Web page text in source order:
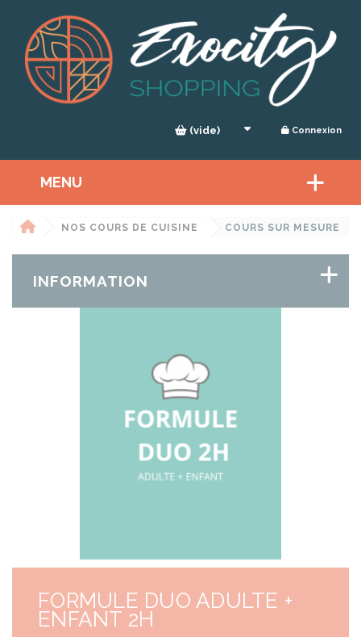
Connexion
(vide)
MENU
NOS COURS DE CUISINE COURS SUR MESURE
INFORMATION
FORMULE DUO ADULTE +
ENFANT 2H